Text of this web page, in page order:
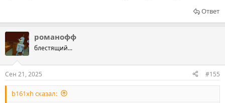
Ответ
романофф
блестящий...
Сен 21, 2025 #155
b161xh сказал: